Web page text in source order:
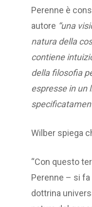
Perenne è
autore “una
natura della
contiene
della filosofia
espresse in un
Wilber spiega
“Con questo
Perenne – si
dottrina